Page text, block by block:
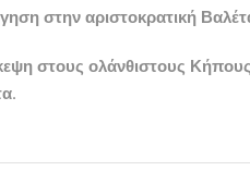
στην αριστοκρατική
στους ολάνθιστους